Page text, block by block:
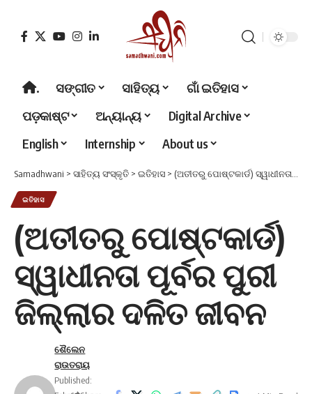
. ସଙ୍ଗୀତ ସାହିତ୍ୟ
ଗାଁ ଇତିହାସ
ପଡ଼କାଷ୍ଟ
ଅନ୍ୟାନ୍ୟ
Digital Archive
English
Internship About us
Samadhwani > ସାହିତ୍ୟ ସଂସ୍କୃତି > ଇତିହାସ > (ଅତୀତରୁ ପୋଷ୍ଟକାର୍ଡ) ସ୍ୱାଧୀନତା ପୂର୍ବର ପୁରୀ ଜିଲ୍ଲାର ଦଳିତ ଜୀବନ
ଇତିହାସ
(ଅତୀତରୁ ପୋଷ୍ଟକାର୍ଡ)
ସ୍ୱାଧୀନତା ପୂର୍ବର ପୁରୀ
ଜିଲ୍ଲାର ଦଳିତ ଜୀବନ
ଶୈଲେନ
ରାଉତରାୟ
Published: